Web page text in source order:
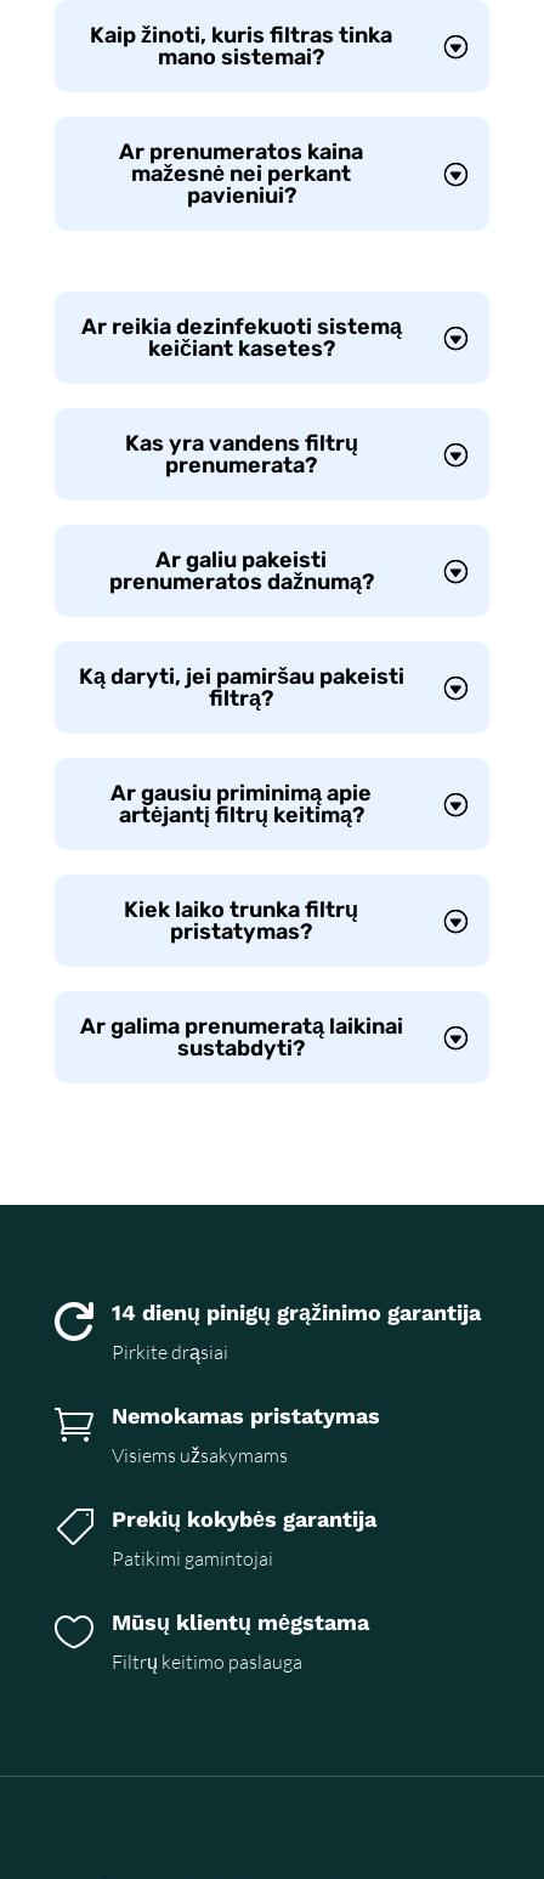
Kaip žinoti, kuris filtras tinka
mano sistemai?
Ar prenumeratos kaina
mažesnė nei perkant
pavieniui?
Ar reikia dezinfekuoti sistemą
keičiant kasetes?
Kas yra vandens filtrų
prenumerata?
Ar galiu pakeisti
prenumeratos dažnumą?
Ką daryti, jei pamiršau pakeisti
filtrą?
Ar gausiu priminimą apie
artėjantį filtrų keitimą?
Kiek laiko trunka filtrų
pristatymas?
Ar galima prenumeratą laikinai
sustabdyti?
 14 dienų pinigų grąžinimo garantija
Pirkite drąsiai
 Nemokamas pristatymas
Visiems užsakymams
 Prekių kokybės garantija
Patikimi gamintojai
 Mūsų klientų mėgstama
Filtrų keitimo paslauga